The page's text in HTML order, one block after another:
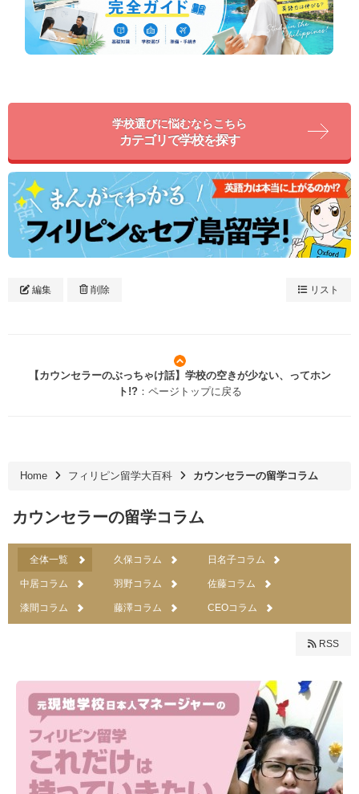
学校選びに悩むならこちら
カテゴリで学校を探す
編集 削除 リスト
【カウンセラーのぶっちゃけ話】学校の空きが少ない、ってホン
ト!? ：ページトップに戻る
Home フィリピン留学大百科 カウンセラーの留学コラム
カウンセラーの留学コラム
全体一覧 久保コラム 日名子コラム
中居コラム 羽野コラム 佐藤コラム
漆間コラム 藤澤コラム CEOコラム
RSS